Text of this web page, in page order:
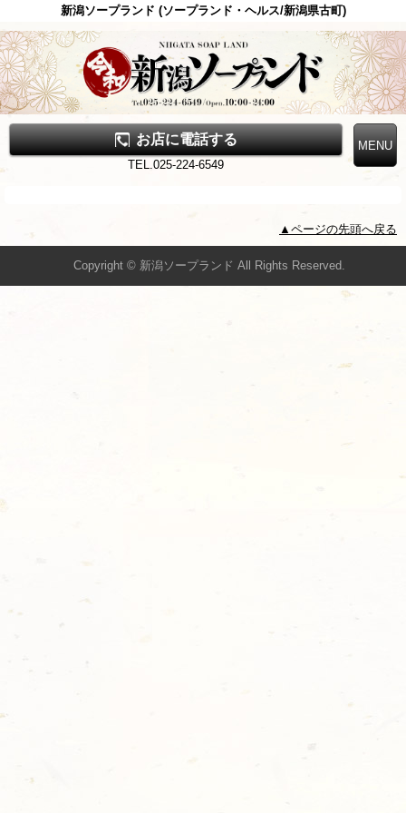
新潟ソープランド (ソープランド・ヘルス/新潟県古町)
お店に電話する
TEL.025-224-6549
▲ページの先頭へ戻る
Copyright © 新潟ソープランド All Rights Reserved.